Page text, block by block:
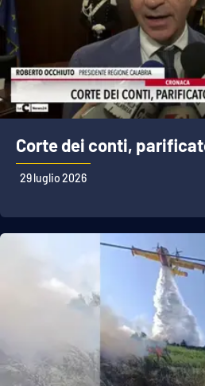
Corte dei conti,
29 luglio 2026